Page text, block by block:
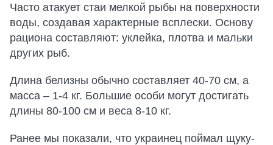
Часто атакует стаи мелкой рыбы на поверхности
воды, создавая характерные всплески. Основу
рациона составляют: уклейка, плотва и мальки
других рыб.
Длина белизны обычно составляет 40-70 см, а
масса – 1-4 кг. Большие особи могут достигать
длины 80-100 см и веса 8-10 кг.
Ранее мы показали, что украинец поймал щуку-